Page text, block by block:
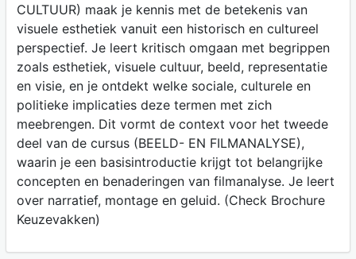
CULTUUR) maak je kennis met de betekenis van
visuele esthetiek vanuit een historisch en cultureel
perspectief. Je leert kritisch omgaan met begrippen
zoals esthetiek, visuele cultuur, beeld, representatie
en visie, en je ontdekt welke sociale, culturele en
politieke implicaties deze termen met zich
meebrengen. Dit vormt de context voor het tweede
deel van de cursus (BEELD- EN FILMANALYSE),
waarin je een basisintroductie krijgt tot belangrijke
concepten en benaderingen van filmanalyse. Je leert
over narratief, montage en geluid. (Check Brochure
Keuzevakken)